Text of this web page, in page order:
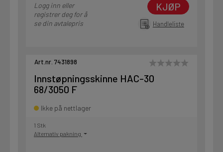
Logg inn eller
registrer deg for å
se din avtalepris
KJØP
Handleliste
Art.nr. 7431898
Innstøpningsskinne HAC-30
68/3050 F
Ikke på nettlager
1 Stk
Alternativ pakning